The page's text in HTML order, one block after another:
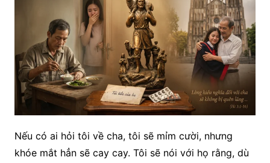
Nếu có ai hỏi tôi về cha, tôi sẽ mỉm cười, nhưng
khóe mắt hẳn sẽ cay cay. Tôi sẽ nói với họ rằng, dù